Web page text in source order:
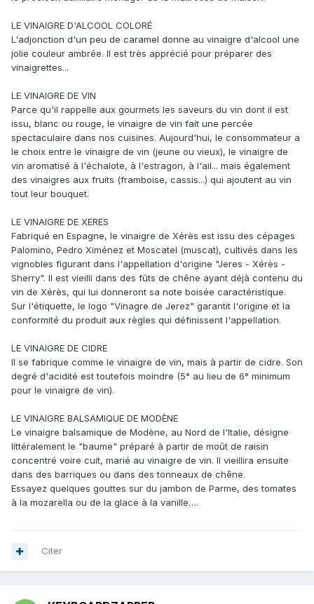
LE VINAIGRE D'ALCOOL COLORÉ
L'adjonction d'un peu de caramel donne au vinaigre d'alcool une
jolie couleur ambrée. Il est très apprécié pour préparer des
vinaigrettes...
LE VINAIGRE DE VIN
Parce qu'il rappelle aux gourmets les saveurs du vin dont il est
issu, blanc ou rouge, le vinaigre de vin fait une percée
spectaculaire dans nos cuisines. Aujourd'hui, le consommateur a
le choix entre le vinaigre de vin (jeune ou vieux), le vinaigre de
vin aromatisé à l'échalote, à l'estragon, à l'ail... mais également
des vinaigres aux fruits (framboise, cassis...) qui ajoutent au vin
tout leur bouquet.
LE VINAIGRE DE XERES
Fabriqué en Espagne, le vinaigre de Xérès est issu des cépages
Palomino, Pedro Ximénez et Moscatel (muscat), cultivés dans les
vignobles figurant dans l'appellation d'origine "Jeres - Xérès -
Sherry". Il est vieilli dans des fûts de chêne ayant déjà contenu du
vin de Xérès, qui lui donneront sa note boisée caractéristique.
Sur l'étiquette, le logo "Vinagre de Jerez" garantit l'origine et la
conformité du produit aux règles qui définissent l'appellation.
LE VINAIGRE DE CIDRE
Il se fabrique comme le vinaigre de vin, mais à partir de cidre. Son
degré d'acidité est toutefois moindre (5° au lieu de 6° minimum
pour le vinaigre de vin).
LE VINAIGRE BALSAMIQUE DE MODÈNE
Le vinaigre balsamique de Modène, au Nord de l'Italie, désigne
littéralement le "baume" préparé à partir de moût de raisin
concentré voire cuit, marié au vinaigre de vin. Il vieillira ensuite
dans des barriques ou dans des tonneaux de chêne.
Essayez quelques gouttes sur du jambon de Parme, des tomates
à la mozarella ou de la glace à la vanille….
Citer